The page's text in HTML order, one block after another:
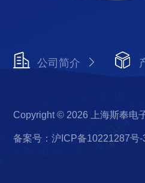
公司简介
Copyright © 2026 上海斯奉电
备案号：沪ICP备10221287号-